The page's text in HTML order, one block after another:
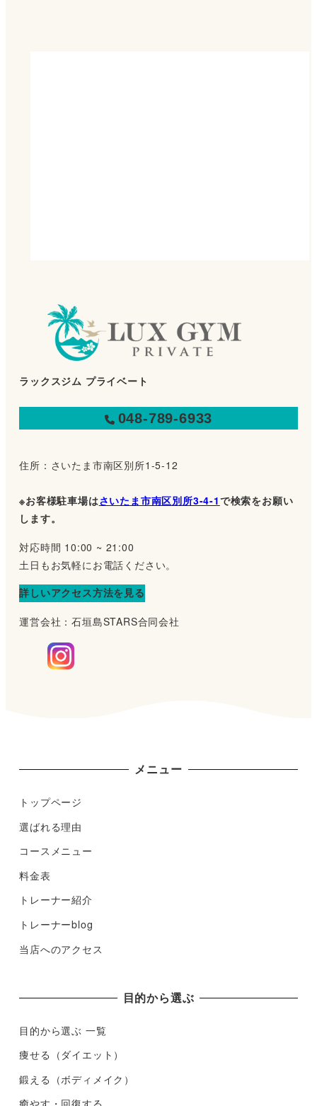
ラックスジム プライベート
048-789-6933
住所：さいたま市南区別所1-5-12
※お客様駐車場はさいたま市南区別所3-4-1で検索をお願い
します。
対応時間 10:00 ~ 21:00
土日もお気軽にお電話ください。
詳しいアクセス方法を見る
運営会社：石垣島STARS合同会社
メニュー
トップページ
選ばれる理由
コースメニュー
料金表
トレーナー紹介
トレーナーblog
当店へのアクセス
目的から選ぶ
目的から選ぶ 一覧
痩せる（ダイエット）
鍛える（ボディメイク）